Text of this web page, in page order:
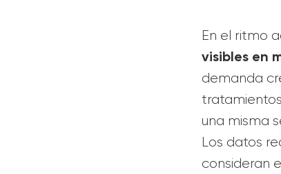
En el ritmo
visibles en
demanda
una misma
Los datos
consideran